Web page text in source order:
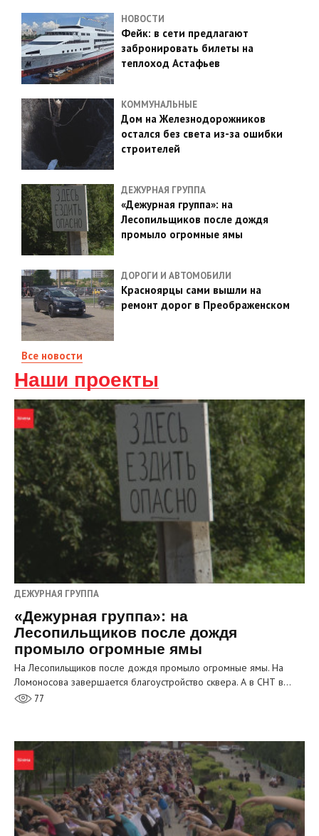
НОВОСТИ
Фейк: в сети предлагают
забронировать билеты на
теплоход Астафьев
КОММУНАЛЬНЫЕ
Дом на Железнодорожников
остался без света из-за ошибки
строителей
ДЕЖУРНАЯ ГРУППА
«Дежурная группа»: на
Лесопильщиков после дождя
промыло огромные ямы
ДОРОГИ И АВТОМОБИЛИ
Красноярцы сами вышли на
ремонт дорог в Преображенском
Все новости
Наши проекты
ДЕЖУРНАЯ ГРУППА
«Дежурная группа»: на
Лесопильщиков после дождя
промыло огромные ямы
На Лесопильщиков после дождя промыло огромные ямы. На
Ломоносова завершается благоустройство сквера. А в СНТ в…
77